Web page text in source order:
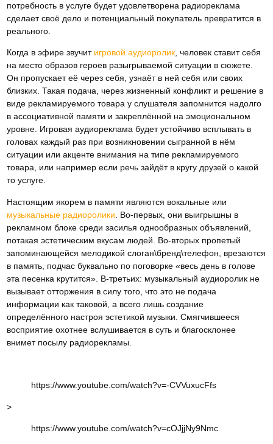
потребность в услуге будет удовлетворена радиореклама
сделает своё дело и потенциальный покупатель превратится в
реального.
Когда в эфире звучит игровой аудиоролик, человек ставит себя
на место образов героев разыгрываемой ситуации в сюжете.
Он пропускает её через себя, узнаёт в ней себя или своих
близких. Такая подача, через жизненный конфликт и решение в
виде рекламируемого товара у слушателя запомнится надолго
в ассоциативной памяти и закреплённой на эмоциональном
уровне. Игровая аудиореклама будет устойчиво всплывать в
головах каждый раз при возникновении сыгранной в нём
ситуации или акценте внимания на типе рекламируемого
товара, или например если речь зайдёт в кругу друзей о какой
то услуге.
Настоящим якорем в памяти являются вокальные или
музыкальные радиоролики . Во-первых, они выигрышны в
рекламном блоке среди засилья однообразных объявлений,
потакая эстетическим вкусам людей. Во-вторых пропетый
запоминающейся мелодикой слоган\бренд\телефон, врезаются
в память, подчас буквально по поговорке «весь день в голове
эта песенка крутится». В-третьих: музыкальный аудиоролик не
вызывает отторжения в силу того, что это не подача
информации как таковой, а всего лишь создание
определённого настроя эстетикой музыки. Смягчившееся
восприятие охотнее вслушивается в суть и благосклонее
внимет посылу радиорекламы.
https://www.youtube.com/watch?v=-CVVuxucFfs
>
https://www.youtube.com/watch?v=cOJjjNy9Nmc